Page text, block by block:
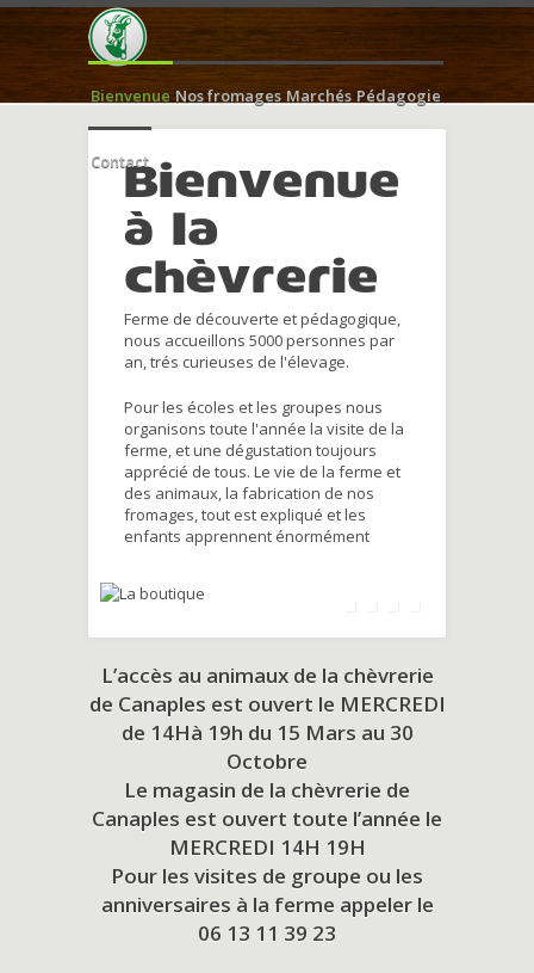
Bienvenue Nos fromages Marchés Pédagogie
ContactBienvenue
à la
chèvrerie
Ferme de découverte et pédagogique,
nous accueillons 5000 personnes par
an, trés curieuses de l'élevage.
Pour les écoles et les groupes nous
organisons toute l'année la visite de la
ferme, et une dégustation toujours
apprécié de tous. Le vie de la ferme et
des animaux, la fabrication de nos
fromages, tout est expliqué et les
enfants apprennent énormément
L’accès au animaux de la chèvrerie
de Canaples est ouvert le MERCREDI
de 14Hà 19h du 15 Mars au 30
Octobre
Le magasin de la chèvrerie de
Canaples est ouvert toute l’année le
MERCREDI 14H 19H
Pour les visites de groupe ou les
anniversaires à la ferme appeler le
06 13 11 39 23